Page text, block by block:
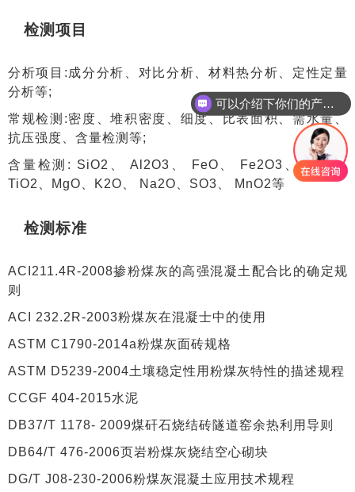
检测项目
分析项目:成分分析、对比分析、材料热分析、定性定量
分析等;
常规检测:密度、堆积密度、细度、比表面积、需水量、
抗压强度、含量检测等;
含量检测: SiO2、 Al2O3、 FeO、 Fe2O3、 CaO、
TiO2、MgO、K2O、 Na2O、SO3、 MnO2等
检测标准
ACI211.4R-2008掺粉煤灰的高强混凝土配合比的确定规
则
ACI 232.2R-2003粉煤灰在混凝士中的使用
ASTM C1790-2014a粉煤灰面砖规格
ASTM D5239-2004土壤稳定性用粉煤灰特性的描述规程
CCGF 404-2015水泥
DB37/T 1178- 2009煤矸石烧结砖隧道窑余热利用导则
DB64/T 476-2006页岩粉煤灰烧结空心砌块
DG/T J08-230-2006粉煤灰混凝土应用技术规程
可以介绍下你们的产品么